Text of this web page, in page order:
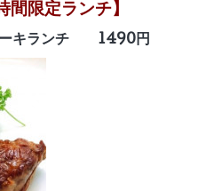
間限定ランチ】
キランチ 1490円